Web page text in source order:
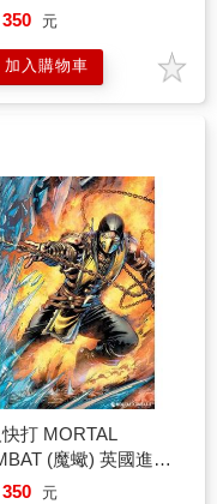
BREATH OF THE
350 元
加入購物車
打 MORTAL
(魔蠍) 英國進口
宮帝國
350 元